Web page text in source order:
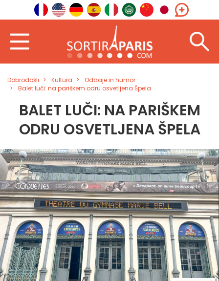
Dobrodošli Kultura
Oddaje in humor
Balet luči: na pariškem odru osvetljena Špela
BALET LUČI: NA PARIŠKEM
ODRU OSVETLJENA ŠPELA